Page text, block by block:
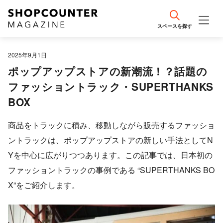
スペースを探す
エリア情報
事例紹介
編集部おすすめ
出店計画・戦略のコツ
売場づくり・接客のコツ
流行・最新トレンド
集客・SNS運用のコツ
2025年9月1日
ポップアップストアの新潮流！？話題の
ファッショントラック・SUPERTHANKS
BOX
商品をトラックに積み、移動しながら販売するファッショ
ントラックは、ポップアップストアの新しい手法としてN
Yを中心に広がりつつあります。この記事では、日本初の
ファッショントラックの事例である “SUPERTHANKS BO
X”をご紹介します。